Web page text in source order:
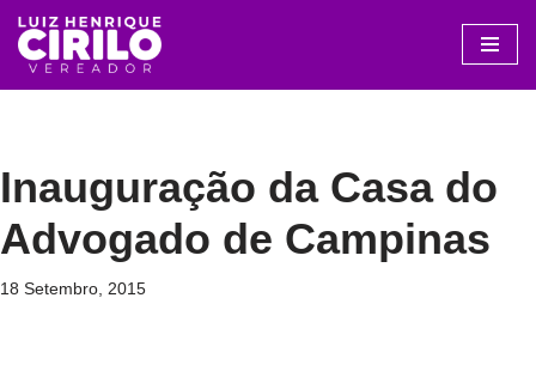
Avançar
para
Inauguração da Casa do
Advogado de Campinas
18 Setembro, 2015